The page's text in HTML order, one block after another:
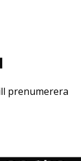
prenumerera